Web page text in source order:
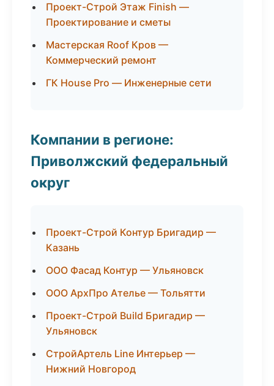
Проект-Строй Этаж Finish —
Проектирование и сметы
Мастерская Roof Кров —
Коммерческий ремонт
ГК House Pro — Инженерные сети
Компании в регионе:
Приволжский федеральный
округ
Проект-Строй Контур Бригадир —
Казань
ООО Фасад Контур — Ульяновск
ООО АрхПро Ателье — Тольятти
Проект-Строй Build Бригадир —
Ульяновск
СтройАртель Line Интерьер —
Нижний Новгород